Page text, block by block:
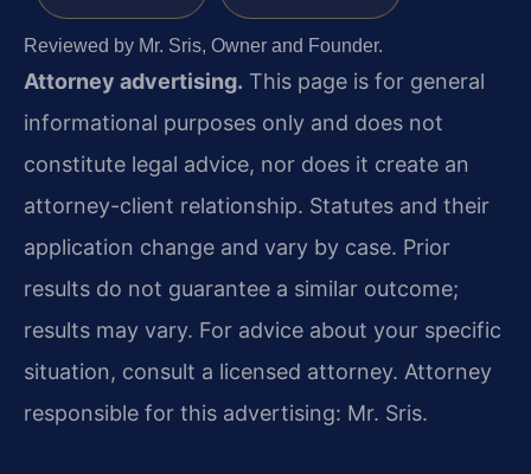
Reviewed by Mr. Sris, Owner and Founder.
Attorney advertising. This page is for general
informational purposes only and does not
constitute legal advice, nor does it create an
attorney-client relationship. Statutes and their
application change and vary by case. Prior
results do not guarantee a similar outcome;
results may vary. For advice about your specific
situation, consult a licensed attorney. Attorney
responsible for this advertising: Mr. Sris.